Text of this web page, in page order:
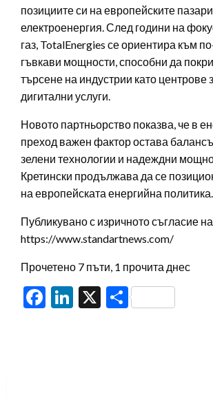
позициите си на европейските
електроенергия. След години на
газ, TotalEnergies се ориентира към
гъвкави мощности, способни да
търсене на индустрии като центрове
дигитални услуги.
Новото партньорство показва, че в
преход важен фактор остава
зелени технологии и надеждни
Кретински продължава да се
на европейската енергийна политика.
Публикувано с изричното съгласие на
https://www.standartnews.com/
Прочетено 7 пъти, 1 прочита днес
Facebook
LinkedIn
X Share